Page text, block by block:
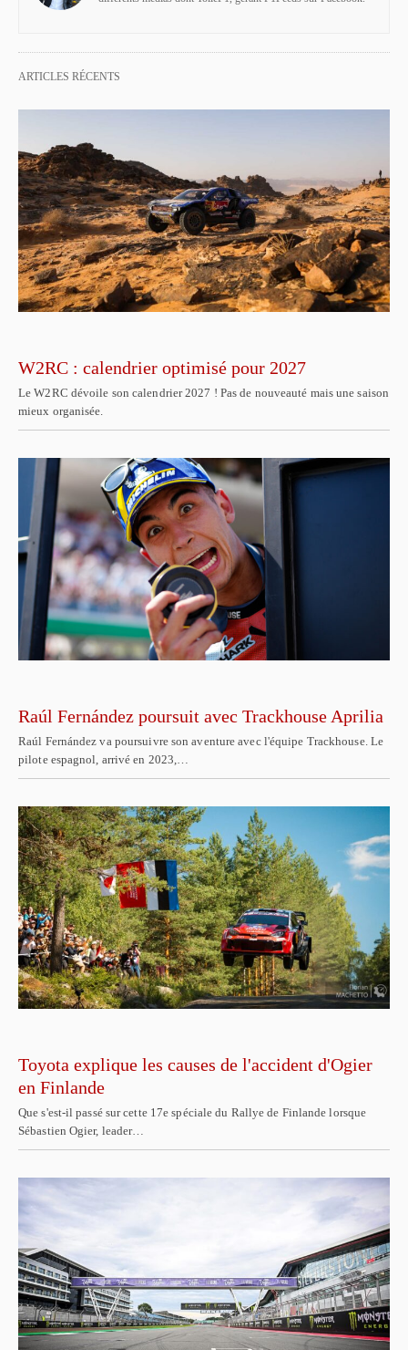
ARTICLES RÉCENTS
W2RC : calendrier optimisé pour 2027
Le W2RC dévoile son calendrier 2027 ! Pas de nouveauté mais une saison
mieux organisée.
Raúl Fernández poursuit avec Trackhouse Aprilia
Raúl Fernández va poursuivre son aventure avec l'équipe Trackhouse. Le
pilote espagnol, arrivé en 2023,…
Toyota explique les causes de l'accident d'Ogier
en Finlande
Que s'est-il passé sur cette 17e spéciale du Rallye de Finlande lorsque
Sébastien Ogier, leader…